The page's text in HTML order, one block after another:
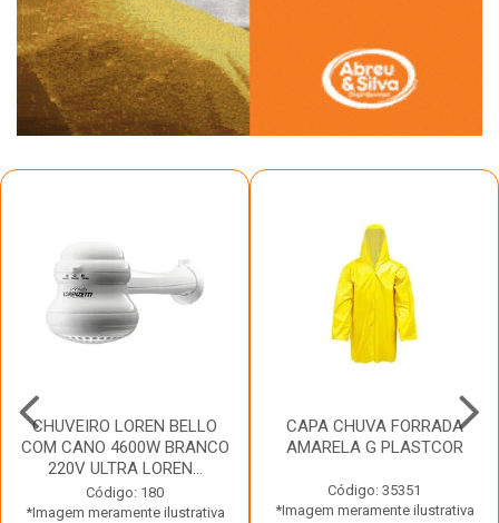
CHUVEIRO LOREN BELLO
COM CANO 4600W BRANCO
220V ULTRA LOREN...
Código: 180
*Imagem meramente ilustrativa
CAPA CHUVA FORRADA
AMARELA G PLASTCOR
Código: 35351
*Imagem meramente ilustrativa